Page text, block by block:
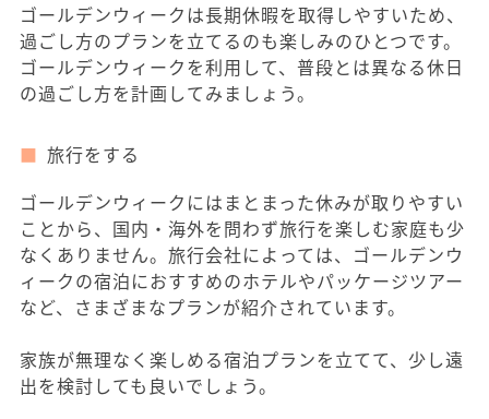
ゴールデンウィークは長期休暇を取得しやすいため、
過ごし方のプランを立てるのも楽しみのひとつです。
ゴールデンウィークを利用して、普段とは異なる休日
の過ごし方を計画してみましょう。
旅行をする
ゴールデンウィークにはまとまった休みが取りやすい
ことから、国内・海外を問わず旅行を楽しむ家庭も少
なくありません。旅行会社によっては、ゴールデンウ
ィークの宿泊におすすめのホテルやパッケージツアー
など、さまざまなプランが紹介されています。
家族が無理なく楽しめる宿泊プランを立てて、少し遠
出を検討しても良いでしょう。